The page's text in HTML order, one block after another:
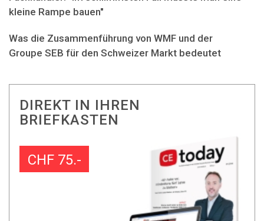
kleine Rampe bauen"
Was die Zusammenführung von WMF und der
Groupe SEB für den Schweizer Markt bedeutet
DIREKT IN IHREN
BRIEFKASTEN
CHF 75.-